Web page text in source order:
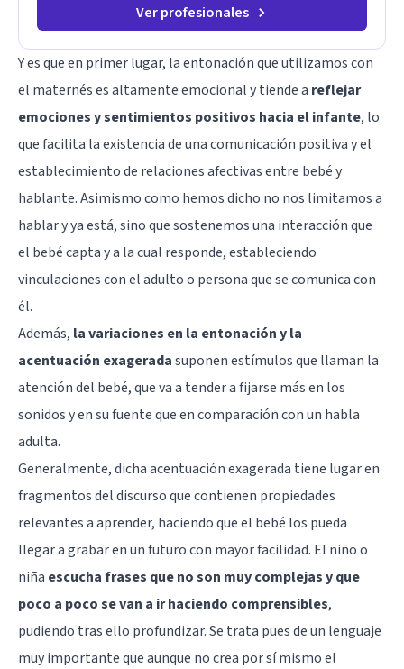
Ver profesionales
Y es que en primer lugar, la entonación que utilizamos con
el maternés es altamente emocional y tiende a reflejar
emociones y sentimientos positivos hacia el infante, lo
que facilita la existencia de una comunicación positiva y el
establecimiento de relaciones afectivas entre bebé y
hablante. Asimismo como hemos dicho no nos limitamos a
hablar y ya está, sino que sostenemos una interacción que
el bebé capta y a la cual responde, estableciendo
vinculaciones con el adulto o persona que se comunica con
él.
Además, la variaciones en la entonación y la
acentuación exageradasuponen estímulos que llaman la
atención del bebé, que va a tender a fijarse más en los
sonidos y en su fuente que en comparación con un habla
adulta.
Generalmente, dicha acentuación exagerada tiene lugar en
fragmentos del discurso que contienen propiedades
relevantes a aprender, haciendo que el bebé los pueda
llegar a grabar en un futuro con mayor facilidad. El niño o
niña escucha frases que no son muy complejas y que
poco a poco se van a ir haciendo comprensibles,
pudiendo tras ello profundizar. Se trata pues de un lenguaje
muy importante que aunque no crea por sí mismo el